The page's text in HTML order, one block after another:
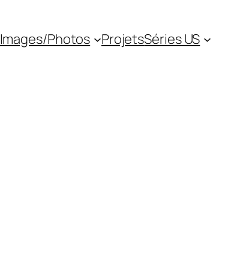
Images/Photos ProjetsSéries US